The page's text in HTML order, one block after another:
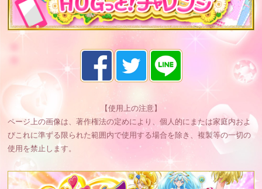
【使用上の注意】
ページ上の画像は、著作権法の定めにより、個人的にまたは家庭内およ
びこれに準ずる限られた範囲内で使用する場合を除き、複製等の一切の
使用を禁止します。